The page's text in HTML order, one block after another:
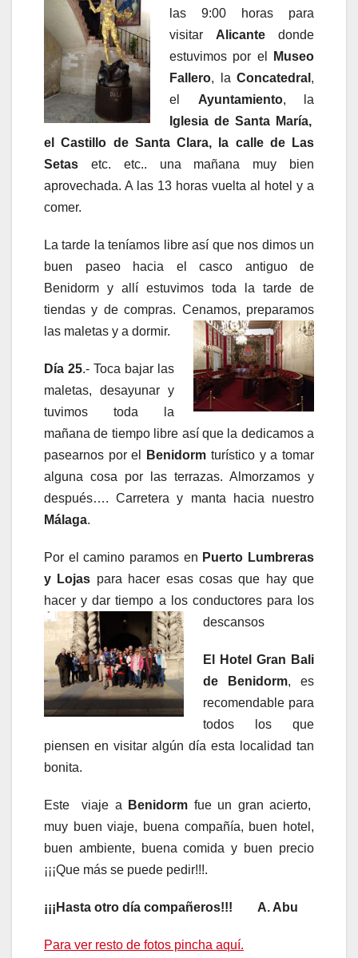
las 9:00 horas para
visitar Alicante donde
estuvimos por el
Museo
Fallero, la Concatedral ,
el Ayuntamiento, la
Iglesia de Santa María,
el Castillo de Santa Clara, la calle de Las
Setas etc. etc.. una mañana muy bien
aprovechada. A las 13 horas vuelta al hotel y a
comer.
La tarde la teníamos libre así que nos dimos un
buen paseo hacia el casco antiguo de
Benidorm y allí estuvimos toda la tarde de
tiendas y de compras. Cenamos, preparamos
las maletas y a dormir.
Día 25.- Toca bajar las
maletas, desayunar y
tuvimos toda la
mañana de tiempo libre así que la dedicamos a
pasearnos por el
Benidorm turístico y a tomar
alguna cosa por las terrazas. Almorzamos y
después…. Carretera y manta hacia nuestro
Málaga.
Por el camino paramos en Puerto Lumbreras
y Lojas para hacer esas cosas que hay que
hacer y dar tiempo a los conductores para los
descansos
El
Hotel Gran Bali
de Benidorm, es
recomendable para
todos los que
piensen en visitar algún día esta localidad tan
bonita.
Este viaje a Benidorm fue un gran acierto,
muy buen viaje, buena compañía, buen hotel,
buen ambiente, buena comida y buen precio
¡¡¡Que más se puede pedir!!!.
¡¡¡Hasta otro día compañeros!!! A. Abu
Para ver resto de fotos pincha aquí.